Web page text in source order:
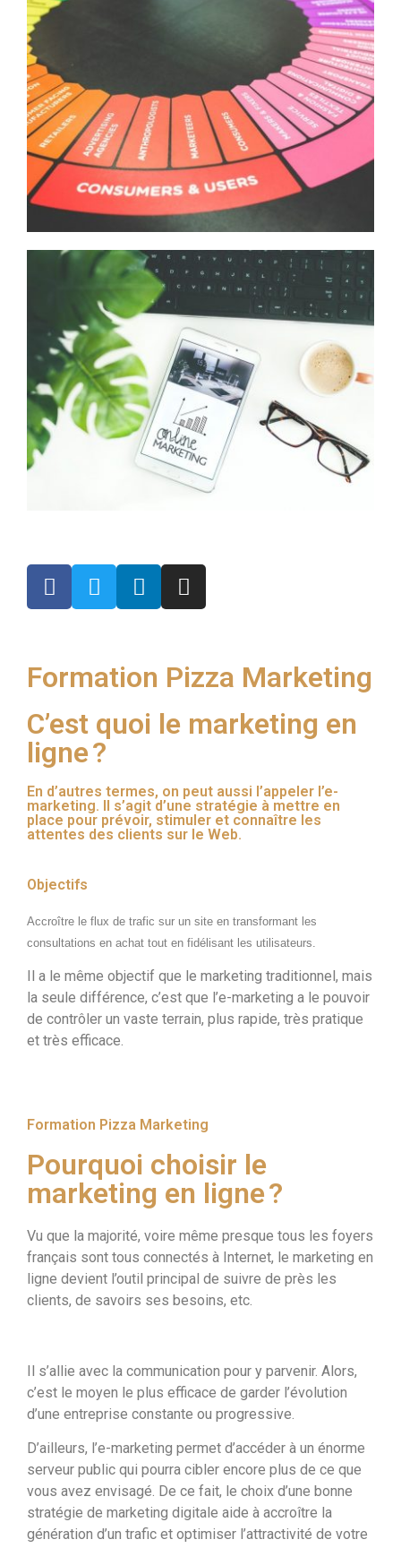
Formation Pizza Marketing
C’est quoi le marketing en
ligne ?
En d’autres termes, on peut aussi l’appeler l’e-
marketing. Il s’agit d’une stratégie à mettre en
place pour prévoir, stimuler et connaître les
attentes des clients sur le Web.
Objectifs
Accroître le flux de trafic sur un site en transformant les
consultations en achat tout en fidélisant les utilisateurs.
Il a le même objectif que le marketing traditionnel, mais
la seule différence, c’est que l’e-marketing a le pouvoir
de contrôler un vaste terrain, plus rapide, très pratique
et très efficace.
Formation Pizza Marketing
Pourquoi choisir le
marketing en ligne ?
Vu que la majorité, voire même presque tous les foyers
français sont tous connectés à Internet, le marketing en
ligne devient l’outil principal de suivre de près les
clients, de savoirs ses besoins, etc.
Il s’allie avec la communication pour y parvenir. Alors,
c’est le moyen le plus efficace de garder l’évolution
d’une entreprise constante ou progressive.
D’ailleurs, l’e-marketing permet d’accéder à un énorme
serveur public qui pourra cibler encore plus de ce que
vous avez envisagé. De ce fait, le choix d’une bonne
stratégie de marketing digitale aide à accroître la
génération d’un trafic et optimiser l’attractivité de votre